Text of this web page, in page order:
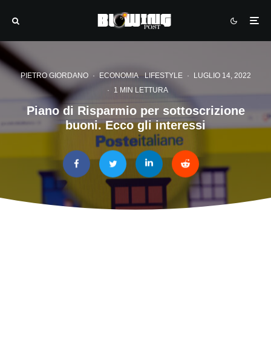
PIETRO GIORDANO · ECONOMIA LIFESTYLE ·
LUGLIO 14, 2022
·
1 MIN LETTURA
Piano di Risparmio per sottoscrizione
buoni. Ecco gli interessi